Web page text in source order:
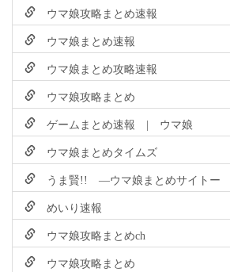
ウマ娘攻略まとめ速報
ウマ娘まとめ速報
ウマ娘まとめ攻略速報
ウマ娘攻略まとめ
ゲームまとめ速報 | ウマ娘
ウマ娘まとめタイムズ
うま賢!! ―ウマ娘まとめサイトー
めいり速報
ウマ娘攻略まとめch
ウマ娘攻略まとめ